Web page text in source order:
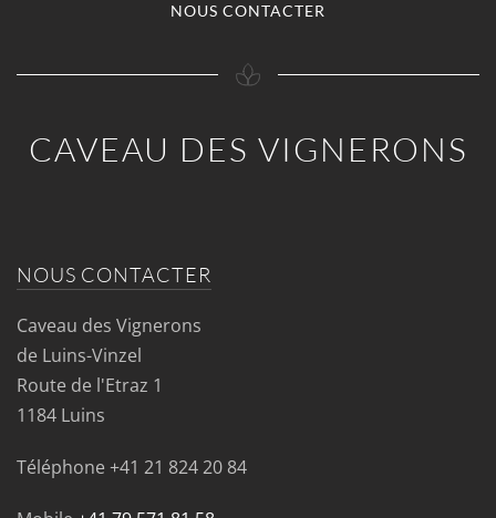
NOUS CONTACTER
CAVEAU DES VIGNERONS
NOUS CONTACTER
Caveau des Vignerons
de Luins-Vinzel
Route de l'Etraz 1
1184 Luins
Téléphone +41 21 824 20 84